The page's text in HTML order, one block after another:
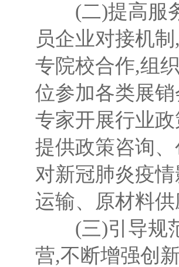
(二)提高服务
员企业对接机
专院校合作,组
位参加各类展
专家开展行业
提供政策咨询
对新冠肺炎疫
运输、原材料
(三)引导规范
营,不断增强创